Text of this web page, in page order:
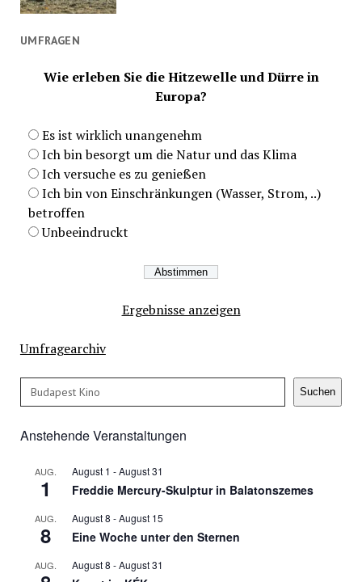
UMFRAGEN
Wie erleben Sie die Hitzewelle und Dürre in
Europa?
Es ist wirklich unangenehm
Ich bin besorgt um die Natur und das Klima
Ich versuche es zu genießen
Ich bin von Einschränkungen (Wasser, Strom, ..)
betroffen
Unbeeindruckt
Ergebnisse anzeigen
Umfragearchiv
Suchen Suchen
Anstehende Veranstaltungen
AUG.
1
August 1 -August 31
Freddie Mercury-Skulptur in Balatonszemes
AUG.
8
August 8 -August 15
Eine Woche unter den Sternen
AUG. August 8 -August 31